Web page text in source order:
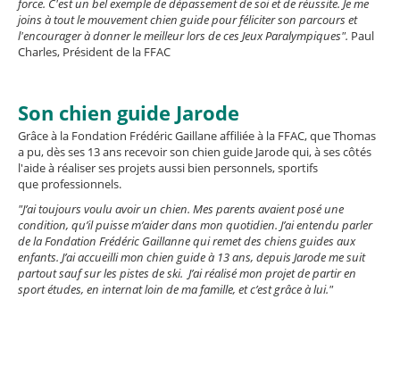
force. C'est un bel exemple de dépassement de soi et de réussite. Je me
joins à tout le mouvement chien guide pour féliciter son parcours et
l'encourager à donner le meilleur lors de ces Jeux Paralympiques". Paul
Charles, Président de la FFAC
Son chien guide Jarode
Grâce à la Fondation Frédéric Gaillane affiliée à la FFAC, que Thomas
a pu, dès ses 13 ans recevoir son chien guide Jarode qui, à ses côtés
l'aide à réaliser ses projets aussi bien personnels, sportifs
que professionnels.
"J’ai toujours voulu avoir un chien. Mes parents avaient posé une
condition, qu’il puisse m’aider dans mon quotidien. J’ai entendu parler
de la Fondation Frédéric Gaillanne qui remet des chiens guides aux
enfants. J’ai accueilli mon chien guide à 13 ans, depuis Jarode me suit
partout sauf sur les pistes de ski. J’ai réalisé mon projet de partir en
sport études, en internat loin de ma famille, et c’est grâce à lui."